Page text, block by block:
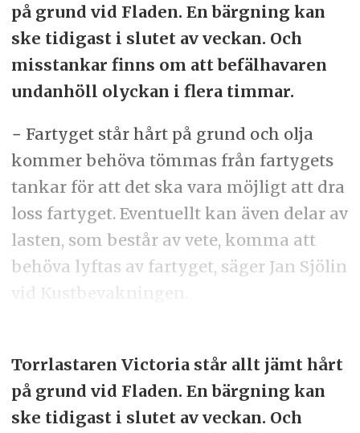
på grund vid Fladen. En bärgning kan
ske tidigast i slutet av veckan. Och
misstankar finns om att befälhavaren
undanhöll olyckan i flera timmar.
− Fartyget står hårt på grund och olja
kommer behöva tömmas från fartygets
tankar för att det ska vara möjligt att dra
loss fartyget. Eventuellt kan även delar av
lasten, som består av vete, komma att
behöva lyftas av fartyget, säger Jan Sjölin
vid Kustbevakningen.
Torrlastaren Victoria står allt jämt hårt
på grund vid Fladen. En bärgning kan
ske tidigast i slutet av veckan. Och